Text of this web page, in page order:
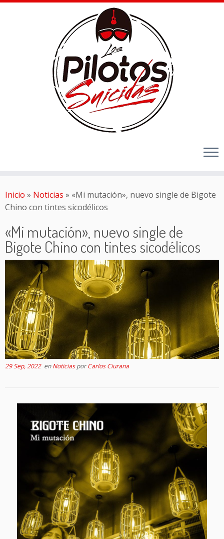
Inicio » Noticias » «Mi mutación», nuevo single de Bigote
Chino con tintes sicodélicos
«Mi mutación», nuevo single de
Bigote Chino con tintes sicodélicos
29 Sep, 2022enNoticiasporCarlos Ciurana